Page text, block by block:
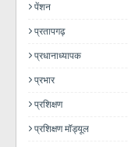
पेंशन
प्रतापगढ़
प्रधानाध्यापक
प्रभार
प्रशिक्षण
प्रशिक्षण मॉड्यूल